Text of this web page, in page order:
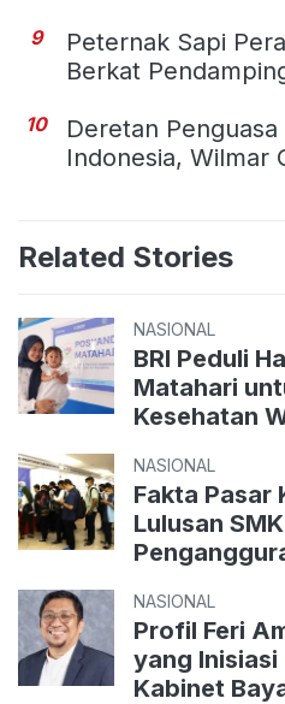
9
Peternak Sapi
Berkat
10
Deretan Penguasa
Indonesia, Wilmar
Related Stories
NASIONAL
BRI Peduli
Matahari
Kesehatan
NASIONAL
Fakta Pasar
Lulusan
NASIONAL
Profil Feri
yang Inisiasi
Kabinet